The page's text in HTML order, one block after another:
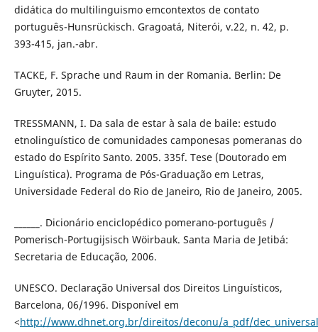
didática do multilinguismo emcontextos de contato
português-Hunsrückisch. Gragoatá, Niterói, v.22, n. 42, p.
393-415, jan.-abr.
TACKE, F. Sprache und Raum in der Romania. Berlin: De
Gruyter, 2015.
TRESSMANN, I. Da sala de estar à sala de baile: estudo
etnolinguístico de comunidades camponesas pomeranas do
estado do Espírito Santo. 2005. 335f. Tese (Doutorado em
Linguística). Programa de Pós-Graduação em Letras,
Universidade Federal do Rio de Janeiro, Rio de Janeiro, 2005.
______. Dicionário enciclopédico pomerano-português /
Pomerisch-Portugijsisch Wöirbauk. Santa Maria de Jetibá:
Secretaria de Educação, 2006.
UNESCO. Declaração Universal dos Direitos Linguísticos,
Barcelona, 06/1996. Disponível em
<http://www.dhnet.org.br/direitos/deconu/a_pdf/